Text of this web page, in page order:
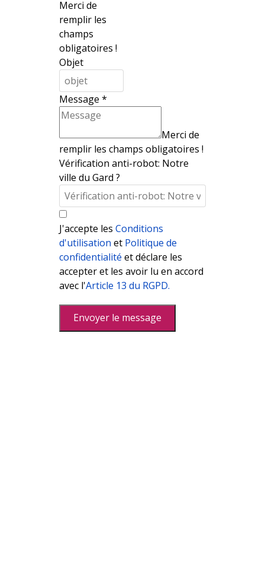
Merci de
remplir les
champs
obligatoires !
Objet
Message *
Merci de
remplir les champs obligatoires !
Vérification anti-robot: Notre
ville du Gard ?
J'accepte les Conditions
d'utilisation et Politique de
confidentialité et déclare les
accepter et les avoir lu en accord
avec l'Article 13 du RGPD.
Envoyer le message